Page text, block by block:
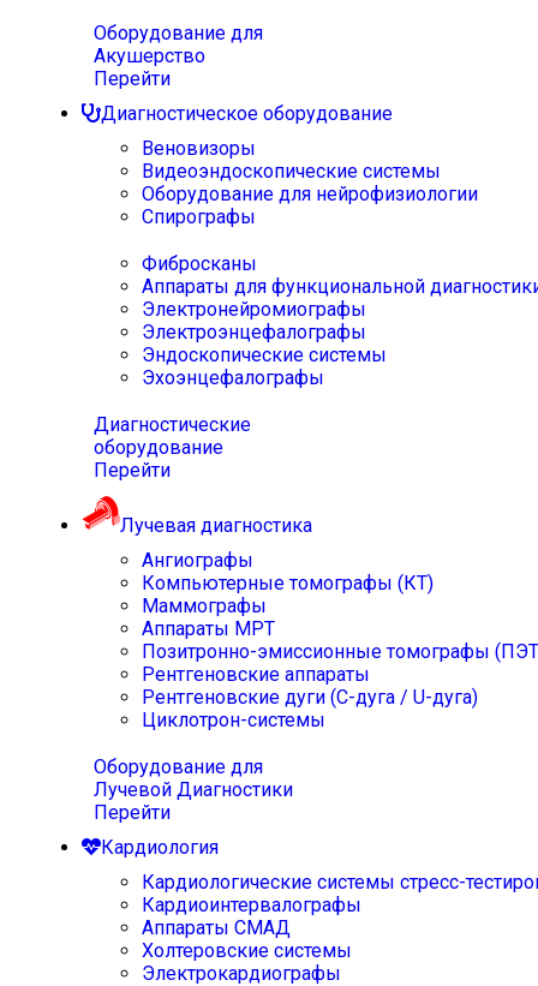
Оборудование для
Акушерство
Перейти
Диагностическое оборудование
Веновизоры
Видеоэндоскопические системы
Оборудование для нейрофизиологии
Спирографы
Фибросканы
Аппараты для функциональной
Электронейромиографы
Электроэнцефалографы
Эндоскопические системы
Эхоэнцефалографы
Диагностические
оборудование
Перейти
Лучевая диагностика
Ангиографы
Компьютерные томографы (КТ)
Маммографы
Аппараты МРТ
Позитронно-эмиссионные томографы
Рентгеновские аппараты
Рентгеновские дуги (С-дуга / U-дуга)
Циклотрон-системы
Оборудование для
Лучевой Диагностики
Перейти
Кардиология
Кардиологические системы стресс-
Кардиоинтервалографы
Аппараты СМАД
Холтеровские системы
Электрокардиографы